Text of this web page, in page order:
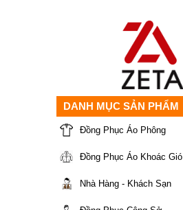
DANH MỤC SẢN PHẨM
Đồng Phục Áo Phông
Đồng Phục Áo Khoác Gió
Nhà Hàng - Khách Sạn